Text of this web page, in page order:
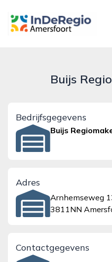
inderegioamersfoort.nl
Buijs
Bedrijfsgegevens
Buijs
Adres
Arnhemseweg
3811NN
Contactgegevens